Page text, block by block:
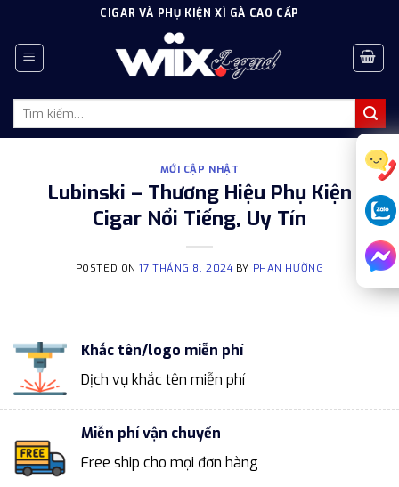
content
CIGAR VÀ PHỤ KIỆN XÌ GÀ CAO CẤP
Tìm
MỚI CẬP NHẬT
Lubinski – Thương Hiệu Phụ Kiện
Cigar Nổi Tiếng, Uy Tín
POSTED ON17 THÁNG 8, 2024 BY PHAN HƯỜNG
Khắc tên/logo miễn phí
Dịch vụ khắc tên miễn phí
Miễn phí vận chuyển
Free ship cho mọi đơn hàng